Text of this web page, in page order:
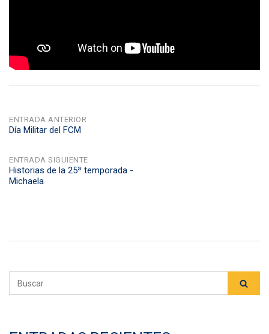
NAVEGACIÓN
ENTRADAS
ENTRADA ANTERIOR
Día Militar del FCM
ENTRADA SIGUIENTE
Historias de la 25ª temporada -
Michaela